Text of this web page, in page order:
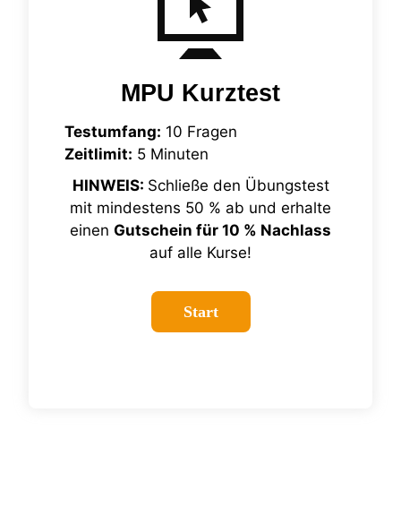
MPU Kurztest
Testumfang: 10 Fragen
Zeitlimit: 5 Minuten
HINWEIS: Schließe den Übungstest
mit mindestens 50 % ab und erhalte
einen Gutschein für 10 % Nachlass
auf alle Kurse!